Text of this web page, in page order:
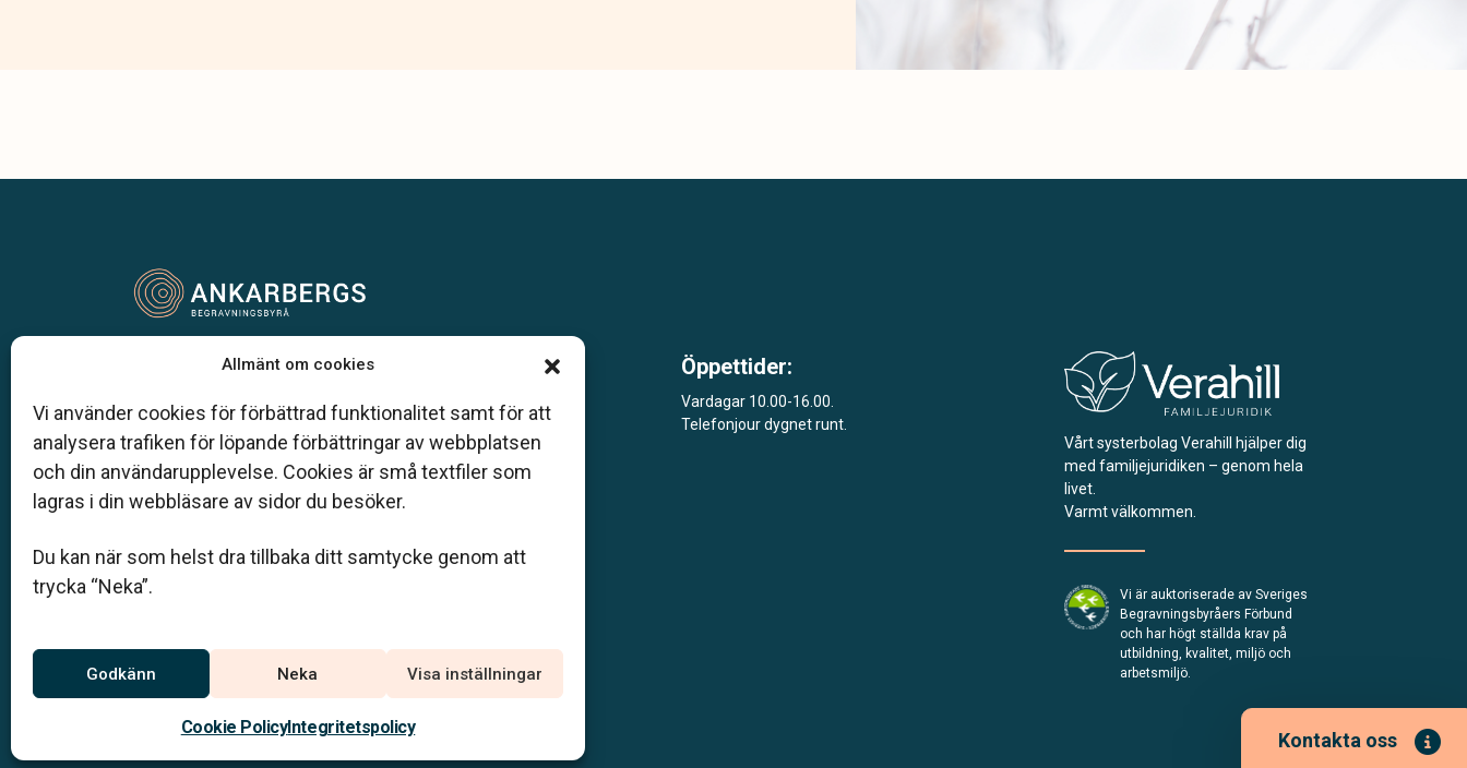
Allmänt om cookies
Vi använder cookies för förbättrad funktionalitet samt för att
analysera trafiken för löpande förbättringar av webbplatsen
och din användarupplevelse. Cookies är små textfiler som
lagras i din webbläsare av sidor du besöker.
Du kan när som helst dra tillbaka ditt samtycke genom att
trycka “Neka”.
Godkänn Neka Visa inställningar
Cookie PolicyIntegritetspolicy
Kontakta oss
Vår begravningsbyrå är en del av Klarahill.
auktoriserade inom Sveriges begravningsbyråers
förbund (SBF). Det personliga är centralt för oss, både
när det gäller bemötande och när vi utformar
skräddarsydda personliga begravningar.
info@ankarbergs.se
Jourtelefon
036-71 02 50
Öppettider:
Vardagar 10.00-16.00.
Telefonjour dygnet runt.
Vårt systerbolag Verahill hjälper dig
med familjejuridiken – genom hela
livet.
Varmt välkommen.
Vi är auktoriserade av Sveriges
Begravningsbyråers Förbund
och har högt ställda krav på
utbildning, kvalitet, miljö och
arbetsmiljö.